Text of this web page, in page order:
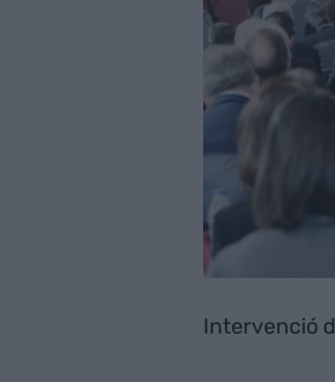
Intervenció